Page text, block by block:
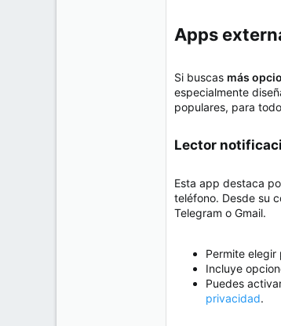
Apps
Si buscas más
especialmente
populares, para
Lector
Esta app destaca
teléfono. Desde su
Telegram o Gmail.
Permite elegir
Incluye
Puedes
privacidad.